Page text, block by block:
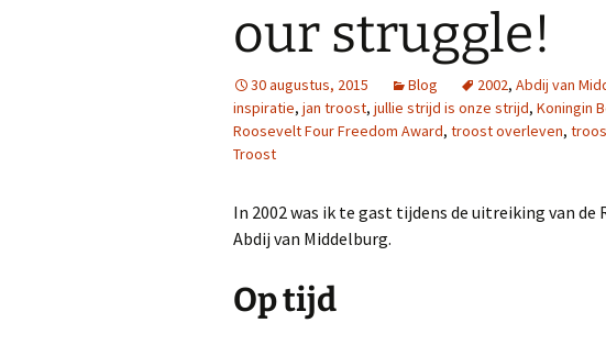
our struggle!
30 augustus, 2015 Blog 2002, Abdij van
inspiratie, jan troost, jullie strijd is onze strijd, Koningin
Roosevelt Four Freedom Award, troost overleven,
Troost
In 2002 was ik te gast tijdens de uitreiking van de
Abdij van Middelburg.
Op tijd